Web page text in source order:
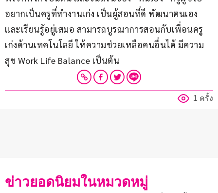
อยากเป็นครูที่ทำงานเก่ง เป็นผู้สอนที่ดี พัฒนาตนเอง
และเรียนรู้อยู่เสมอ สามารถบูรณาการสอนกับเพื่อนครู
เก่งด้านเทคโนโลยี ให้ความช่วยเหลือคนอื่นได้ มีความ
สุข Work Life Balance เป็นต้น
1 ครั้ง
ข่าวยอดนิยมในหมวดหมู่